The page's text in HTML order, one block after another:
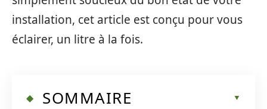
installation, cet article est conçu pour vous
éclairer, un litre à la fois.
SOMMAIRE